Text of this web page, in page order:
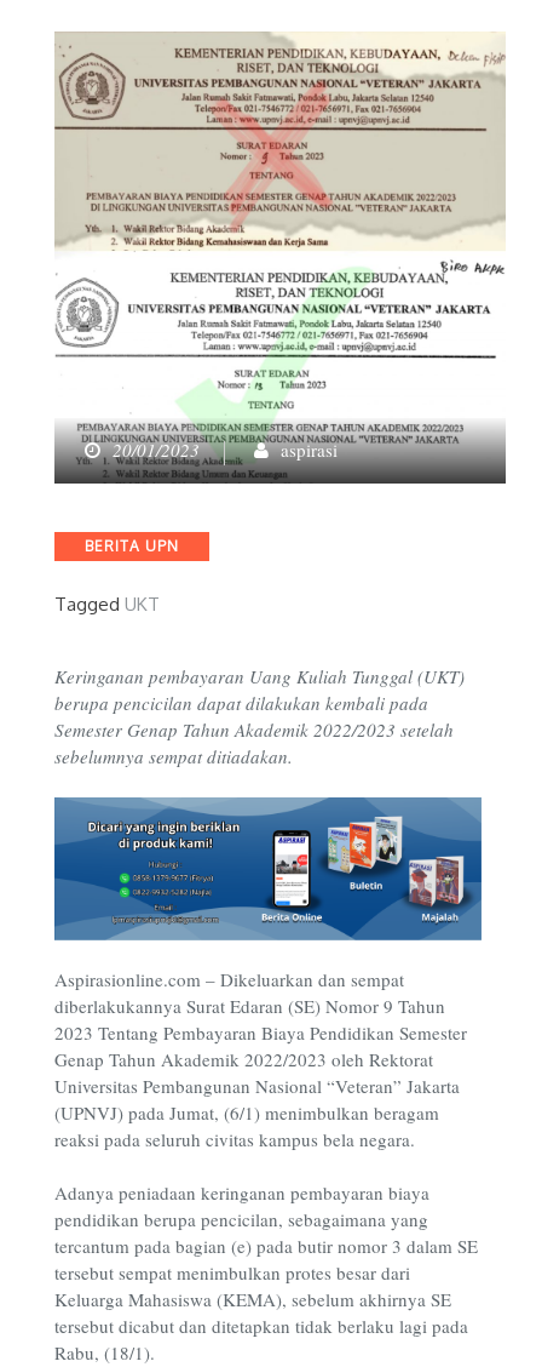
20/01/2023 aspirasi
Categories
BERITA UPN
Tagged UKT
Keringanan pembayaran Uang Kuliah Tunggal (UKT)
berupa pencicilan dapat dilakukan kembali pada
Semester Genap Tahun Akademik 2022/2023 setelah
sebelumnya sempat ditiadakan.
Aspirasionline.com – Dikeluarkan dan sempat
diberlakukannya Surat Edaran (SE) Nomor 9 Tahun
2023 Tentang Pembayaran Biaya Pendidikan Semester
Genap Tahun Akademik 2022/2023 oleh Rektorat
Universitas Pembangunan Nasional “Veteran” Jakarta
(UPNVJ) pada Jumat, (6/1) menimbulkan beragam
reaksi pada seluruh civitas kampus bela negara.
Adanya peniadaan keringanan pembayaran biaya
pendidikan berupa pencicilan, sebagaimana yang
tercantum pada bagian (e) pada butir nomor 3 dalam SE
tersebut sempat menimbulkan protes besar dari
Keluarga Mahasiswa (KEMA), sebelum akhirnya SE
tersebut dicabut dan ditetapkan tidak berlaku lagi pada
Rabu, (18/1).